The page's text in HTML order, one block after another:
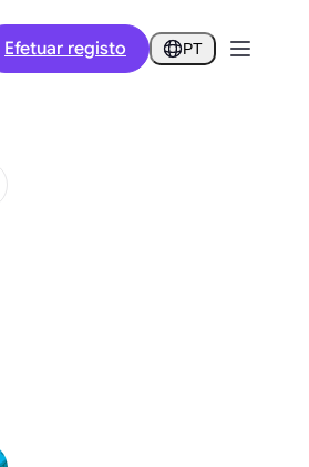
Efetuar registo PT